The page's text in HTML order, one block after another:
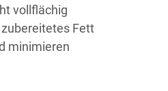
vollflächig
Fett
minimieren